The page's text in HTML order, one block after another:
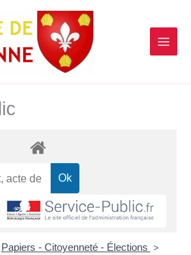
Papiers - Citoyenneté - Élections >